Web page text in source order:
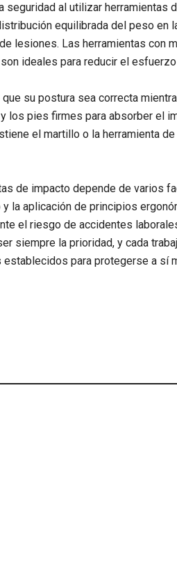
seguridad al utilizar herramientas
equilibrada del peso en
lesiones. Las herramientas con
ideales para reducir el esfuerzo
su postura sea correcta
los pies firmes para absorber el
el martillo o la herramienta
de impacto depende de varios
la aplicación de principios
el riesgo de accidentes
siempre la prioridad, y cada
para protegerse a sí